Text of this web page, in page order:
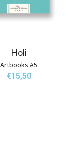
Holi
Artbooks A5
€15,50